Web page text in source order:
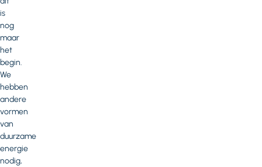
is
nog
maar
het
begin.
We
hebben
andere
vormen
van
duurzame
energie
nodig,